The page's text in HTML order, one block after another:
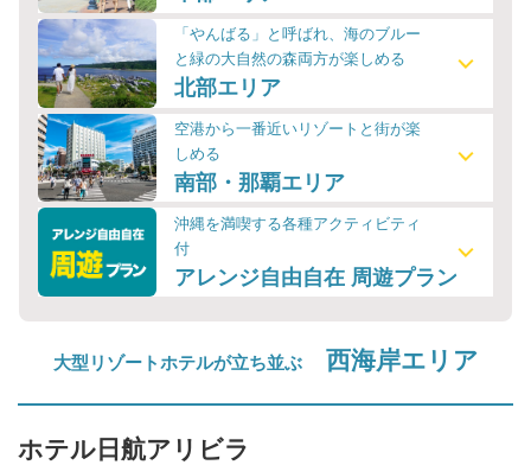
「やんばる」と呼ばれ、海のブルー
と緑の大自然の森両方が楽しめる
北部エリア
空港から一番近いリゾートと街が楽
しめる
南部・那覇エリア
沖縄を満喫する各種アクティビティ
付
アレンジ自由自在 周遊プラン
大型リゾートホテルが立ち並ぶ 西海岸エリア
ホテル日航アリビラ